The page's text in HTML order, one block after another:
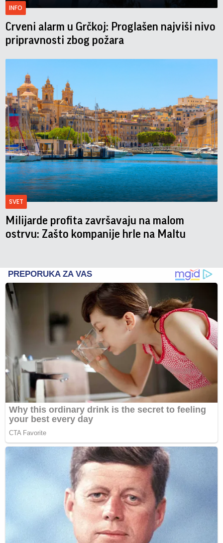
INFO
Crveni alarm u Grčkoj: Proglašen najviši nivo
pripravnosti zbog požara
SVET
Milijarde profita završavaju na malom
ostrvu: Zašto kompanije hrle na Maltu